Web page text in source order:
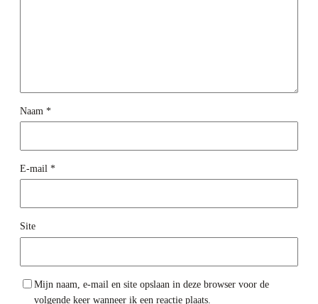
Naam *
E-mail *
Site
Mijn naam, e-mail en site opslaan in deze browser voor de
volgende keer wanneer ik een reactie plaats.